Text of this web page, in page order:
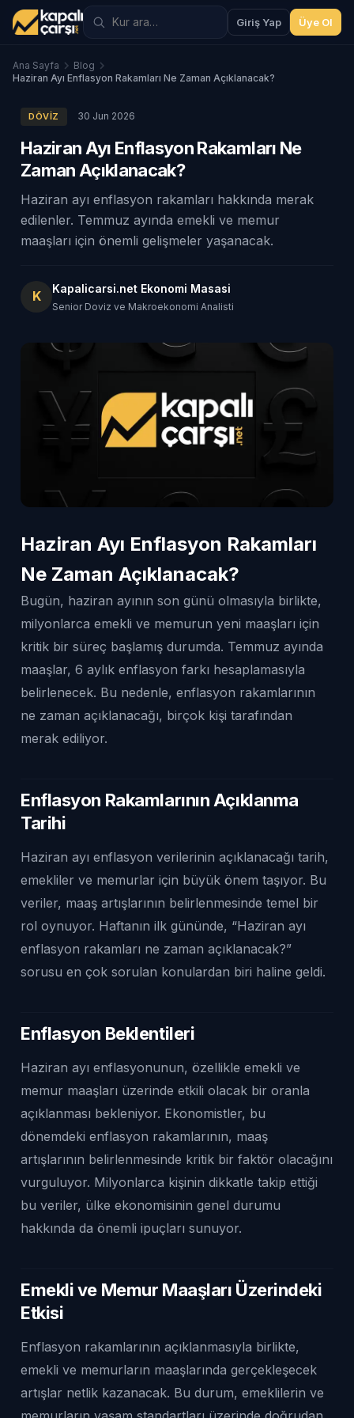
Giriş Yap Üye Ol
Ana Sayfa
Blog
Haziran Ayı Enflasyon Rakamları Ne Zaman Açıklanacak?
DÖVIZ 30 Jun 2026
Haziran Ayı Enflasyon Rakamları Ne
Zaman Açıklanacak?
Haziran ayı enflasyon rakamları hakkında merak
edilenler. Temmuz ayında emekli ve memur
maaşları için önemli gelişmeler yaşanacak.
K Kapalicarsi.net Ekonomi Masasi
Senior Doviz ve Makroekonomi Analisti
Haziran Ayı Enflasyon Rakamları
Ne Zaman Açıklanacak?
Bugün, haziran ayının son günü olmasıyla birlikte,
milyonlarca emekli ve memurun yeni maaşları için
kritik bir süreç başlamış durumda. Temmuz ayında
maaşlar, 6 aylık enflasyon farkı hesaplamasıyla
belirlenecek. Bu nedenle, enflasyon rakamlarının
ne zaman açıklanacağı, birçok kişi tarafından
merak ediliyor.
Enflasyon Rakamlarının Açıklanma
Tarihi
Haziran ayı enflasyon verilerinin açıklanacağı tarih,
emekliler ve memurlar için büyük önem taşıyor. Bu
veriler, maaş artışlarının belirlenmesinde temel bir
rol oynuyor. Haftanın ilk gününde, “Haziran ayı
enflasyon rakamları ne zaman açıklanacak?”
sorusu en çok sorulan konulardan biri haline geldi.
Enflasyon Beklentileri
Haziran ayı enflasyonunun, özellikle emekli ve
memur maaşları üzerinde etkili olacak bir oranla
açıklanması bekleniyor. Ekonomistler, bu
dönemdeki enflasyon rakamlarının, maaş
artışlarının belirlenmesinde kritik bir faktör olacağını
vurguluyor. Milyonlarca kişinin dikkatle takip ettiği
bu veriler, ülke ekonomisinin genel durumu
hakkında da önemli ipuçları sunuyor.
Emekli ve Memur Maaşları Üzerindeki
Etkisi
Enflasyon rakamlarının açıklanmasıyla birlikte,
emekli ve memurların maaşlarında gerçekleşecek
artışlar netlik kazanacak. Bu durum, emeklilerin ve